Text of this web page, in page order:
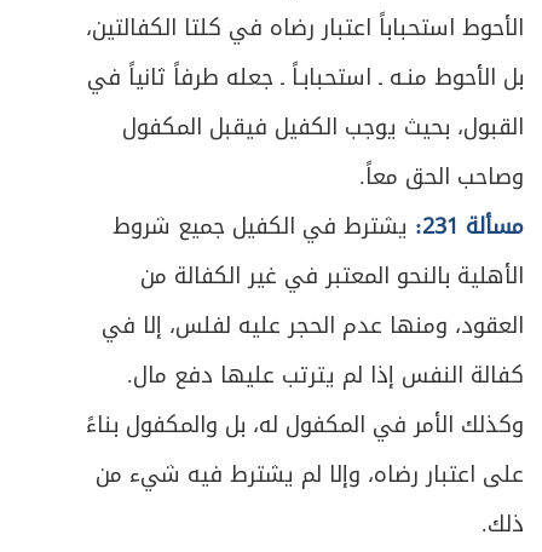
الأحوط استحباباً اعتبار رضاه في كلتا الكفالتين،
بل الأحوط منـه ـ استحبابـاً ـ جعله طرفاً ثانياً في
القبول، بحيث يوجب الكفيل فيقبل المكفول
وصاحب الحق معاً.
مسألة 231:
يشترط في الكفيل جميع شروط
الأهلية بالنحو المعتبر في غير الكفالة من
العقود، ومنها عدم الحجر عليه لفلس، إلا في
كفالة النفس إذا لم يترتب عليها دفع مال.
وكذلك الأمر في المكفول له، بل والمكفول بناءً
على اعتبار رضاه، وإلا لم يشترط فيه شيء من
ذلك.
249 المبحث الأول: في أحكام اللقيط
ص
253 المبحث الثاني: في لقطة الحيوان
258 المبحث الثالث: في لقطة المال
274 الباب الثالث: في العدوان على مال الغير
ص الفصل الأول: في أحكام الغصب
279 المبحث الأول: في ما به يتحقّق الغصب
ص
285 المبحث الثاني: في رد العين المغصوبة
293
المبحث الثالث: في ضمان المنافع والحقوق